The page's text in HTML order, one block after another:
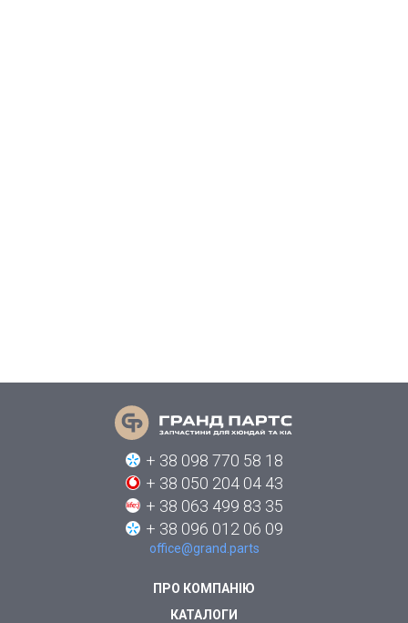
ПРО КОМПАНІЮ
КАТАЛОГИ
+ 38 098 770 58 18
+ 38 050 204 04 43
+ 38 063 499 83 35
+ 38 096 012 06 09
office@grand.parts